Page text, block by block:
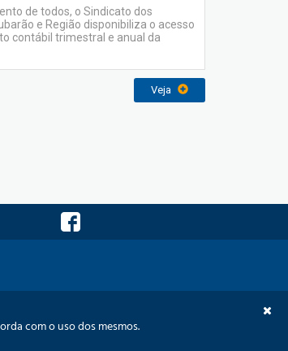
de todos, o Sindicato dos
e Região disponibiliza o acesso
contábil trimestral e anual da
Veja
com o uso dos mesmos.